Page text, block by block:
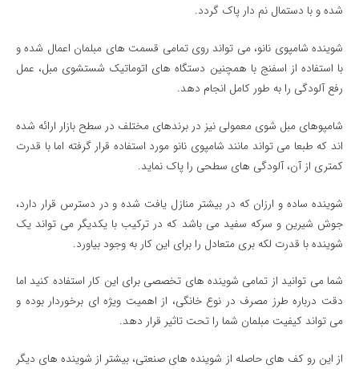
شده و با دستمال نم دار پاک گردد.
شوینده شامپوی نانو، می تواند روی تمامی قسمت های مبلمان اعمال شده و
با استفاده از اسفنج با همچنین دستگاه های اتوماتیک شستشوی مبل، عمل
رفع آلودگی را به طور کامل انجام دهد.
شامپوهای مبل شوی معمولی نیز در برندهای مختلف در سطح بازار ارائه شده
اند که طبعا می تواند مانند شامپوی نانو مورد استفاده قرار گرفته اما با قدرت
کمتری از آن، آلودگی های سطحی را پاک نماید.
شوینده ساده و ارزان که در بیشتر منازل یافت شده و در دسترس قرار دارد،
جوش شیرین و سرکه سفید می باشد که در ترکیب با یکدیگر می تواند یک
شوینده با قدرت لکه بری متعادل را برای این کار به وجود بیاورد.
شما می توانید از تمامی شوینده های تخصصی برای این کار استفاده کنید اما
دقت درباره طرز مصرف در نوع خانگی، از اهمیت ویژه ای برخوردار بوده و
می تواند کیفیت مبلمان شما را تحت تاثیر قرار دهد.
از این رو کف های حاصله از شوینده های صنعتی، بیشتر از شوینده های دیگر